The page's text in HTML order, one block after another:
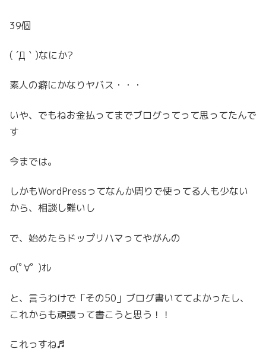
39個
( ´Д｀)なにか?
素人の癖にかなりヤバス・・・
いや、でもねお金払ってまでブログってって思ってたんで
す
今までは。
しかもWordPressってなんか周りで使ってる人も少ない
から、相談し難いし
で、始めたらドップリハマってやがんの
σ(ﾟ∀ﾟ )ｵﾚ
と、言うわけで「その50」ブログ書いててよかったし、
これからも頑張って書こうと思う！！
これっすね♬